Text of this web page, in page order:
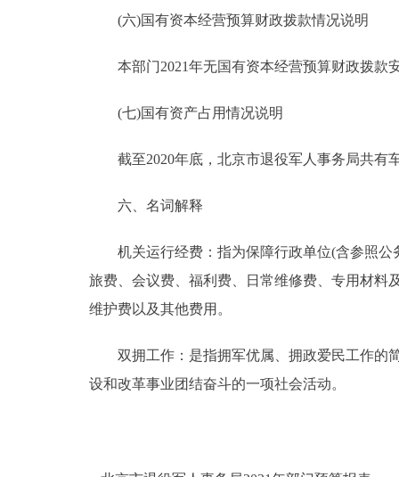
(六)国有资本经营预算财政拨款情况说明
本部门2021年无国有资本经营预算财政拨款
(七)国有资产占用情况说明
截至2020年底，北京市退役军人事务局共有车
六、名词解释
机关运行经费：指为保障行政单位(含参照公
旅费、会议费、福利费、日常维修费、专用材料
维护费以及其他费用。
双拥工作：是指拥军优属、拥政爱民工作的简
设和改革事业团结奋斗的一项社会活动。